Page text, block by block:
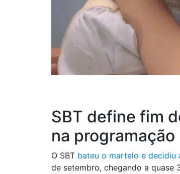
SBT define fim
na programação
O SBT bateu o martelo e decidiu
de setembro, chegando a quase